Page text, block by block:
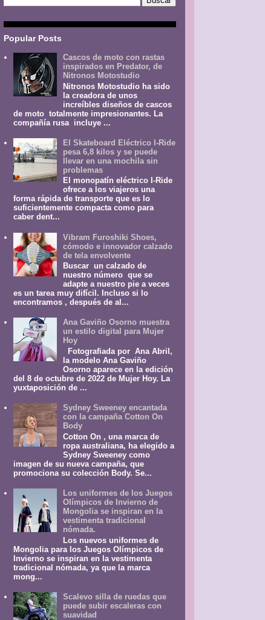
Popular Posts
Cascos de moto con rastas
inspirados en Predator, de
Nitronos Motostudio
Nitronos Motostudio ha sido
la creadora de unos
increíbles diseños de cascos
de moto totalmente impresionantes. La
compañía rusa incluye ...
El Skateboard Eléctrico I-Ride
pesa 6,8 kilos y se puede
llevar en una mochila sin
problemas
El monopatín eléctrico I-Ride
ofrece a los viajeros una
forma rápida de transporte que es lo
suficientemente compacta como para
caber dent...
Vibram Furoshiki Shoes,
cómodo e innovador calzado
de tela envolvente
Buscar un calzado de
nuestro número que se
adapte a nuestro pie a veces
es un tarea muy difícil. Incluso si lo
encontramos , después de al...
Ana Gaviño Osorno muestra
un estilo digital para Mujer
Hoy
Fotografiada por Ana Abril,
la modelo Ana Gaviño
Osorno aparece en la edición
del 8 de octubre de 2022 de Mujer Hoy. La
yuxtaposición de ...
Sydney Sweeney encantada
con la campaña Cotton On
Body
Cotton On , una marca de
ropa australiana, ha elegido a
Sydney Sweeney como
imagen de su nueva campaña, que
promociona su colección Body. Se...
Los uniformes de los Juegos
Olímpicos de Invierno de
Mongolia se inspiran en la
vestimenta tradicional
nómada.
Los nuevos uniformes de
Mongolia para los Juegos Olímpicos de
Invierno se inspiran en la vestimenta
tradicional nómada, ya que la marca
mong...
Scalevo silla de ruedas que
puede subir escaleras con
suavidad